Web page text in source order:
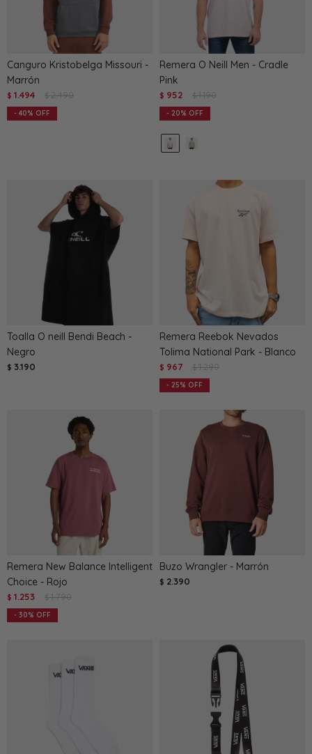
Canguro Kristobelga Missouri -
Marrón
$ 1.494 $ 2.490
40
Remera O Neill Men - Cradle
Pink
$ 952 $ 1.190
20
Toalla O neill Bendi Beach -
Negro
$ 3.190
Remera Reebok Nevados
Tolima National Park - Blanco
$ 967 $ 1.290
25
Remera New Balance Intelligent
Choice - Rojo
$ 1.253 $ 1.790
30
Buzo Wrangler - Marrón
$ 2.390